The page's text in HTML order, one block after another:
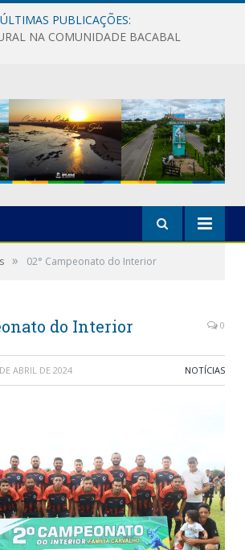
ÚLTIMAS PUBLICAÇÕES:
NA COMUNIDADE BACABAL
» 02° Campeonato do Interior
do Interior 0
ABRIL DE 2024 NOTÍCIAS